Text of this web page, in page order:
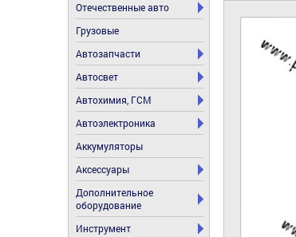
Отечественные авто
Грузовые
Автозапчасти
Автосвет
Автохимия, ГСМ
Автоэлектроника
Аккумуляторы
Аксессуары
Дополнительное
оборудование
Инструмент